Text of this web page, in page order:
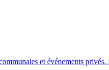
et événements